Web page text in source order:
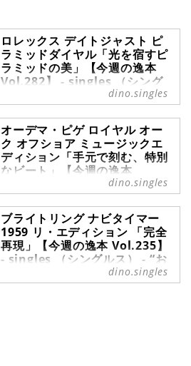
ロレックス デイトジャスト ピ
ラミッドダイヤル「光を宿すピ
ラミッドの美」【今週の逸本
Vol.282】 - singles （シング
ルス） - “おひとりさま”にフォ
ーカスした情報サイト
フォーマルからインフォーマルま
で、自身のこだわりを移す鏡として
選ばれる腕時計の数々。ここではブ
ランド腕時計専門店・MOON
PHASE（ムーンフェイズ）が最新モ
なおひとりさまの腕を飾るに相応し
い珠玉の1本をセレクト。今回は、
ロレックスのデイトジャストから、
独特な仕上げが際立つ『ロレックス
デイトジャスト ピラミッドダイヤ
ル』をご紹介しよう。
dino.singles
オーデマ・ピゲ ロイヤル オー
ク オフショア ミュージックエ
ディション「手元で刻む、特別
なビート」【今週の逸本
Vol.320】 - singles （シング
ルス） - “おひとりさま”にフォ
ーカスした情報サイト
今週の逸本｜オーデマ・ピゲ ロイヤ
ル オーク オフショア ミュージック
エディション。印象的なダイヤルが
魅力の最新モデルを、ブランド腕時
計専門店がセレクト。
dino.singles
ブライトリング ナビタイマー
1959 リ・エディション 「完全
再現」【今週の逸本 Vol.235】
- singles （シングルス） - “お
ひとりさま”にフォーカスした情
報サイト
dino.singles